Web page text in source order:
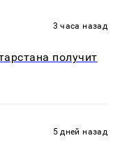
3 часа назад
получит
5 дней назад